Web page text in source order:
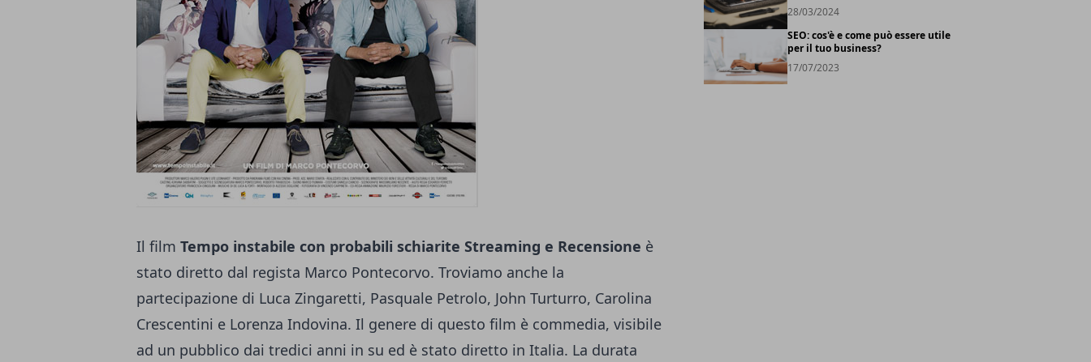
Il film Tempo instabile con probabili schiarite Streaming e Recensione è
stato diretto dal regista Marco Pontecorvo. Troviamo anche la
partecipazione di Luca Zingaretti, Pasquale Petrolo, John Turturro, Carolina
Crescentini e Lorenza Indovina. Il genere di questo film è commedia, visibile
ad un pubblico dai tredici anni in su ed è stato diretto in Italia. La durata
28/03/2024
SEO: cos'è e come può essere utile
per il tuo business?
17/07/2023